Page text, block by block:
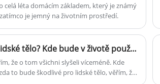
celá léta domácím základem, který je známý
je jemný na životním prostředí.
Je perkarbonát sodný škodlivý pro lidské tělo? Kde bude v životě použit perkarbonát sodný?
že o tom všichni slyšeli víceméně. Kde
to bude škodlivé pro lidské tělo, věřím, že